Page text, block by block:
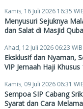
Kamis, 16 Juli 2026 16:35
Menyusuri Sejuknya
dan Salat di Masjid Quba
Ahad, 12 Juli 2026 06:23 WIB
Eksklusif dan Nyaman,
VIP Jemaah Haji
Kamis, 09 Juli 2026 06:31
Sempoa SIP Cabang
Syarat dan Cara